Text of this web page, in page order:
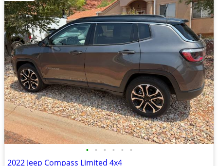
• • • • • •
2022 Jeep Compass Limited 4x4